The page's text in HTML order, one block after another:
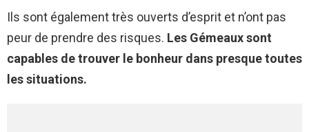
Ils sont également très ouverts d’esprit et n’ont pas
peur de prendre des risques. Les Gémeaux sont
capables de trouver le bonheur dans presque toutes
les situations.